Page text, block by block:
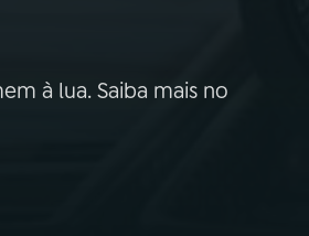
à lua. Saiba mais no